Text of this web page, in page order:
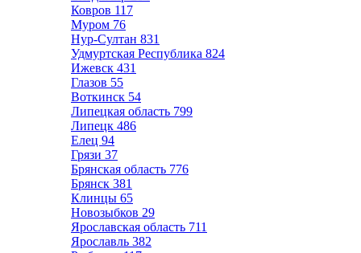
Ковров 117
Муром 76
Нур-Султан 831
Удмуртская Республика 824
Ижевск 431
Глазов 55
Воткинск 54
Липецкая область 799
Липецк 486
Елец 94
Грязи 37
Брянская область 776
Брянск 381
Клинцы 65
Новозыбков 29
Ярославская область 711
Ярославль 382